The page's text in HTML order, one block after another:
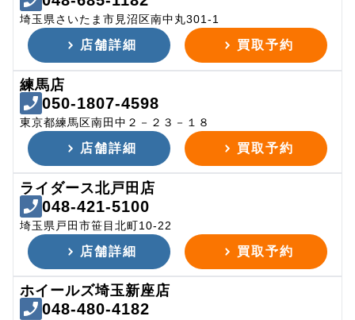
埼玉県さいたま市見沼区南中丸301-1
店舗詳細 買取予約
練馬店
050-1807-4598
東京都練馬区南田中２－２３－１８
店舗詳細 買取予約
ライダース北戸田店
048-421-5100
埼玉県戸田市笹目北町10-22
店舗詳細 買取予約
ホイールズ埼玉新座店
048-480-4182